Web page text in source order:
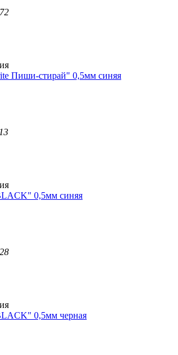
Пиши-стирай" 0,5мм синяя
0,5мм синяя
0,5мм черная